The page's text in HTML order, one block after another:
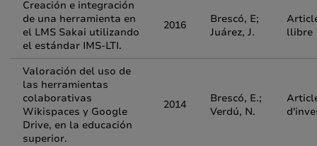
Creación e integración
de una herramienta en
el LMS Sakai utilizando
el estándar IMS-LTI.
2016
Brescó, E;
Juárez, J.
llibre
Valoración del uso de
las herramientas
colaborativas
Wikispaces y Google
Drive, en la educación
superior.
2014
Brescó, E.;
Verdú, N.